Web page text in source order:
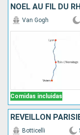
Comidas incluidas
Van Gogh
Botticelli